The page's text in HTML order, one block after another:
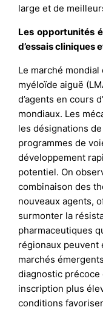
large et de
Les opportunités
d’essais cliniques
Le marché
myéloïde aiguë
d’agents en cours
mondiaux. Les
les désignations
programmes de
développement
potentiel. On
combinaison des
nouveaux agents,
surmonter la
pharmaceutiques
régionaux
marchés
diagnostic
inscription plus
conditions